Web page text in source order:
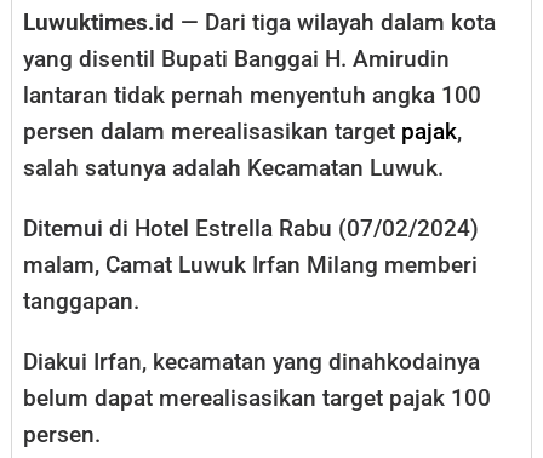
Milang
Akui
Tiga
Luwuktimes.id — Dari tiga wilayah dalam kota
yang disentil Bupati Banggai H. Amirudin
lantaran tidak pernah menyentuh angka 100
persen dalam merealisasikan target pajak,
salah satunya adalah Kecamatan Luwuk.
Ditemui di Hotel Estrella Rabu (07/02/2024)
malam, Camat Luwuk Irfan Milang memberi
tanggapan.
Diakui Irfan, kecamatan yang dinahkodainya
belum dapat merealisasikan target pajak 100
persen.